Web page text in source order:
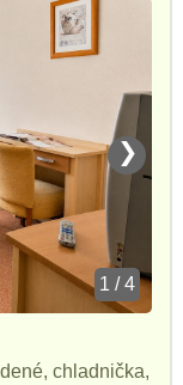
❯
1 / 4
chladnička,